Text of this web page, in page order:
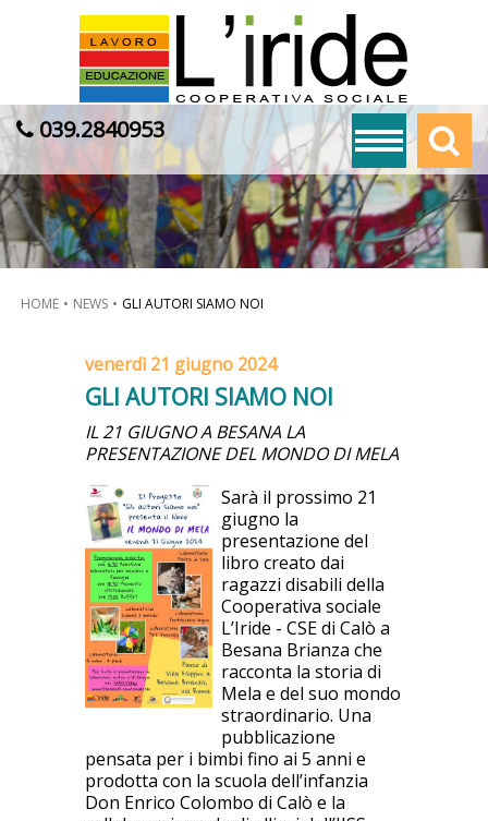
039.2840953
HOME NEWS GLI AUTORI SIAMO NOI
venerdì 21 giugno 2024
GLI AUTORI SIAMO NOI
IL 21 GIUGNO A BESANA LA
PRESENTAZIONE DEL MONDO DI MELA
Sarà il prossimo 21
giugno la
presentazione del
libro creato dai
ragazzi disabili della
Cooperativa sociale
L’Iride - CSE di Calò a
Besana Brianza che
racconta la storia di
Mela e del suo mondo
straordinario. Una
pubblicazione
pensata per i bimbi fino ai 5 anni e
prodotta con la scuola dell’infanzia
Don Enrico Colombo di Calò e la